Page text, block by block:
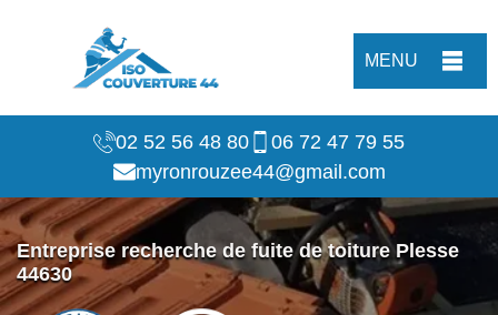
MENU
02 52 56 48 80
06 72 47 79 55
myronrouzee44@gmail.com
Entreprise recherche de fuite de toiture Plesse
44630